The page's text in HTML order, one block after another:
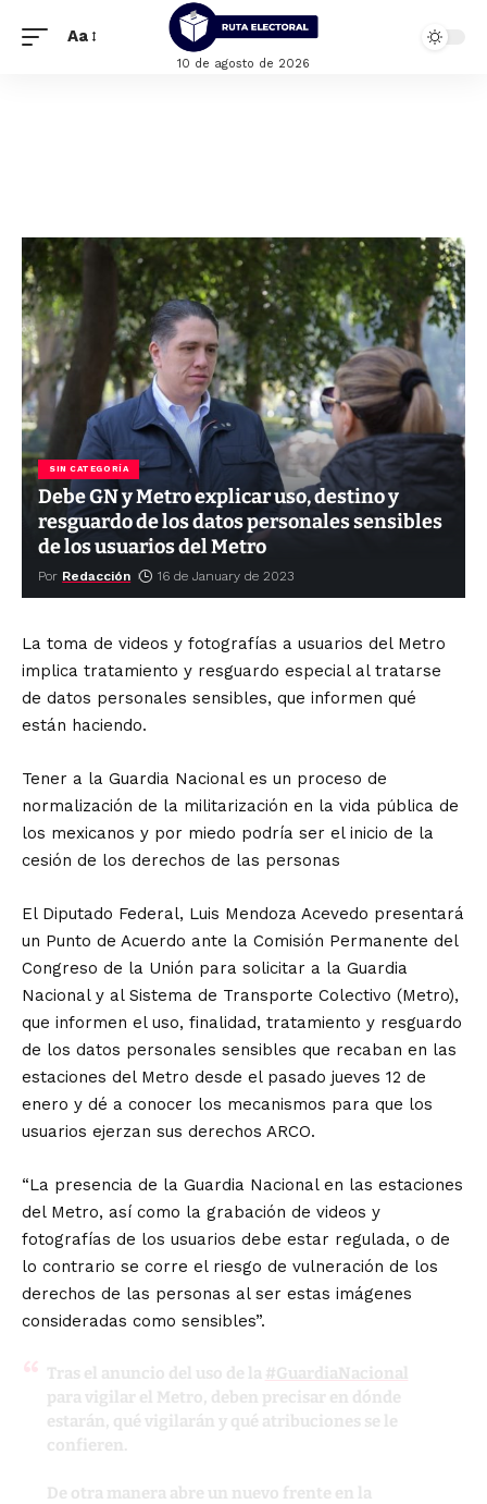
Aa
10 de agosto de 2026
SIN CATEGORÍA
Debe GN y Metro explicar uso, destino y
resguardo de los datos personales sensibles
de los usuarios del Metro
Por Redacción 16 de January de 2023
La toma de videos y fotografías a usuarios del Metro
implica tratamiento y resguardo especial al tratarse
de datos personales sensibles, que informen qué
están haciendo.
Tener a la Guardia Nacional es un proceso de
normalización de la militarización en la vida pública de
los mexicanos y por miedo podría ser el inicio de la
cesión de los derechos de las personas
El Diputado Federal, Luis Mendoza Acevedo presentará
un Punto de Acuerdo ante la Comisión Permanente del
Congreso de la Unión para solicitar a la Guardia
Nacional y al Sistema de Transporte Colectivo (Metro),
que informen el uso, finalidad, tratamiento y resguardo
de los datos personales sensibles que recaban en las
estaciones del Metro desde el pasado jueves 12 de
enero y dé a conocer los mecanismos para que los
usuarios ejerzan sus derechos ARCO.
“La presencia de la Guardia Nacional en las estaciones
del Metro, así como la grabación de videos y
fotografías de los usuarios debe estar regulada, o de
lo contrario se corre el riesgo de vulneración de los
derechos de las personas al ser estas imágenes
consideradas como sensibles”.
Tras el anuncio del uso de la #GuardiaNacional
para vigilar el Metro, deben precisar en dónde
estarán, qué vigilarán y qué atribuciones se le
confieren.
De otra manera abre un nuevo frente en la